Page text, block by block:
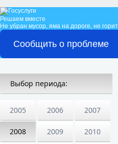
Решаем вместе
Не убран мусор, яма на дороге, не
Сообщить о проблеме
Выбор периода:
2005 2006 2007
2008 2009 2010